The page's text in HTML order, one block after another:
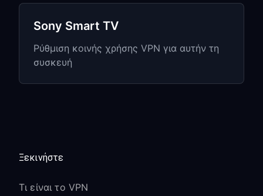
Επανεκκινήστε τη Samsung TV σας
αφού ρυθμίσετε τις ρυθμίσεις Proxy
υπολογιστής βρίσκονται στο ίδιο
δίκτυο Wi-Fi
των εφαρμογών streaming στη
Sony Smart TV
Ρύθμιση κοινής χρήσης VPN για αυτήν τη
συσκευή
Ξεκινήστε
Τι είναι το VPN